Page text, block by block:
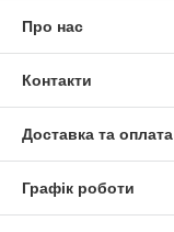
Про нас
Контакти
Доставка та оплата
Графік роботи